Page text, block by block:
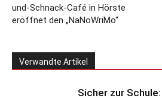
und-Schnack-Café in Hörste
eröffnet den „NaNoWriMo“
Verwandte Artikel
Sicher zur